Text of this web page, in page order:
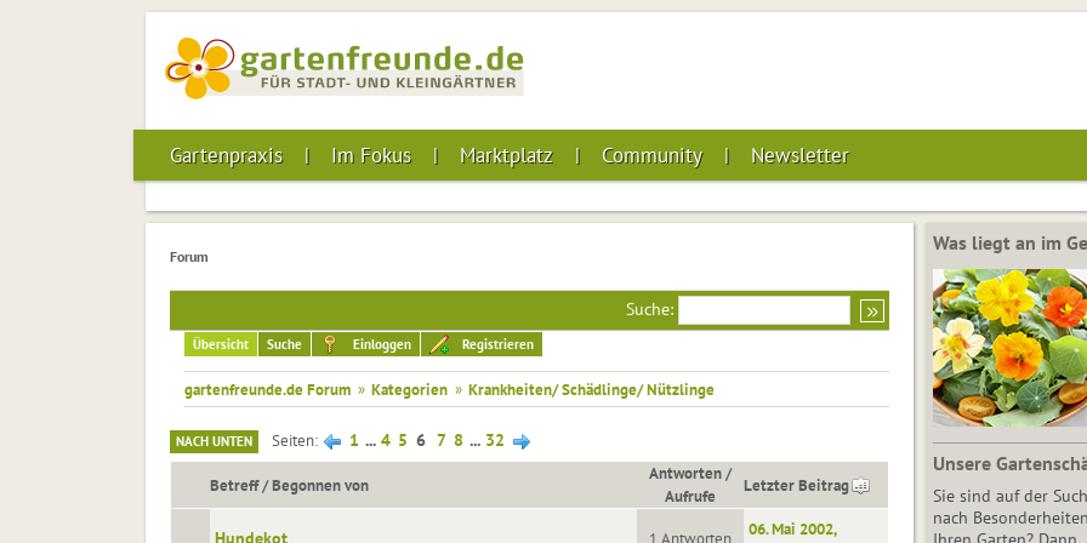
Gartenpraxis Im Fokus Marktplatz Community Newsletter
Forum
Suche:
Übersicht Suche Einloggen Registrieren
gartenfreunde.de Forum » Kategorien » Krankheiten/ Schädlinge/ Nützlinge
NACH UNTEN Seiten 1 ... 4 5 6 7 8 ... 32
Betreff/Begonnen von
Antworten/
Aufrufe
Letzter Beitrag
Hundekot 1 Antworten
06. Mai 2002,
Was liegt an im
Unsere
Sie sind auf der
nach